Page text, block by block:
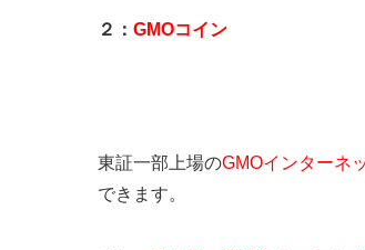
２： GMOコイン
東証一部上場のGMOインターネ
できます。